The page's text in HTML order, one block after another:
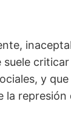
suele
y
la represión